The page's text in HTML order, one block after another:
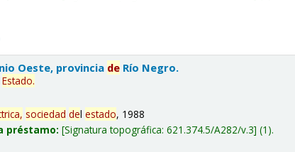
Oeste, provincia de Río Negro.
Estado.
sociedad delestado, 1988
préstamo: Signatura topográfica:621.374.5/A282/v.3 (1).